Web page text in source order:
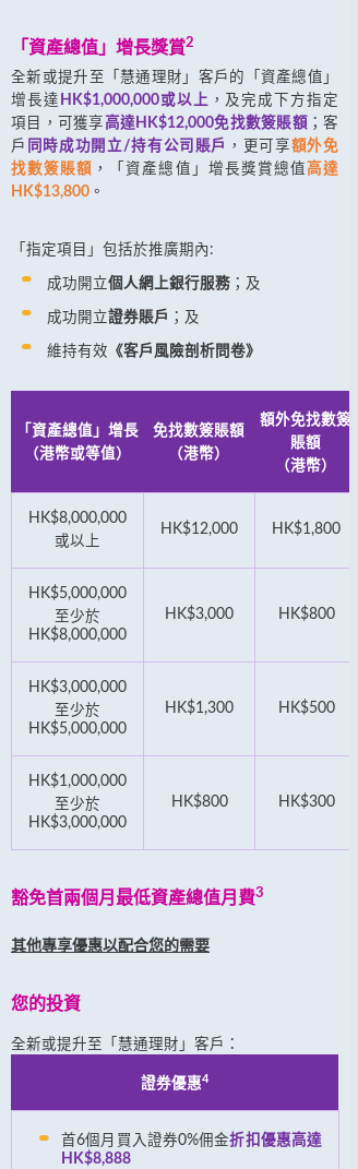
「資產總值」增長獎賞2
全新或提升至「慧通理財」客戶的「資產總值」
增長達 HK$1,000,000或以上 ，及完成下方指定
項目，可獲享 高達HK$12,000免找數簽賬額 ；客
戶 同時成功開立/持有公司賬戶 ，更可享額外免
找數簽賬額 ，「資產總值」增長獎賞總值 高達
HK$13,800 。
「指定項目」包括於推廣期內:
成功開立個人網上銀行服務 ；及
成功開立證券賬戶 ；及
維持有效 《客戶風險剖析問卷》
「資產總值」增長
（港幣或等值）
免找數簽賬額
（港幣）
額外免找數簽
賬額
（港幣）
HK$8,000,000
或以上
HK$12,000 HK$1,800
HK$5,000,000
至少於
HK$8,000,000
HK$3,000 HK$800
HK$3,000,000
至少於
HK$5,000,000
HK$1,300 HK$500
HK$1,000,000
至少於
HK$3,000,000
HK$800 HK$300
豁免首兩個月最低資產總值月費3
其他專享優惠以配合您的需要
您的投資
全新或提升至「慧通理財」客戶：
證券優惠4
首6個月買入證券0%佣金折扣優惠高達
HK$8,888